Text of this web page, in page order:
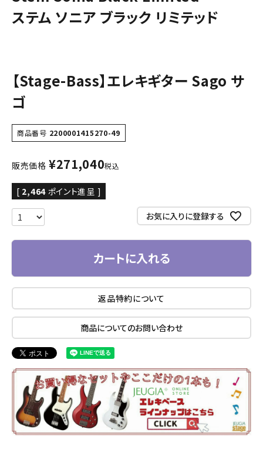
ステム ソニア ブラック リミテッド
【Stage-Bass】エレキギター Sago サ
ゴ
商品番号 2200001415270-49
販売価格 ¥271,040税込
[ 2,464 ポイント進呈 ]
お気に入りに登録する
カートに入れる
返品特約について
商品についてのお問い合わせ